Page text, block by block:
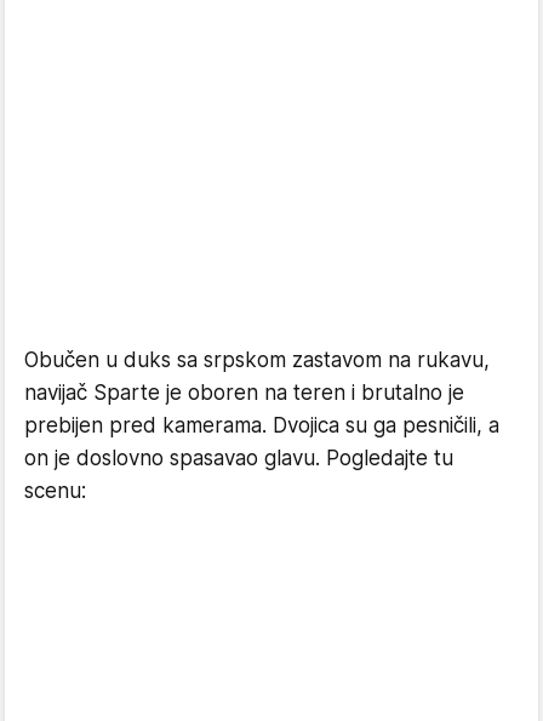
Obučen u duks sa srpskom zastavom na rukavu,
navijač Sparte je oboren na teren i brutalno je
prebijen pred kamerama. Dvojica su ga pesničili, a
on je doslovno spasavao glavu. Pogledajte tu
scenu: